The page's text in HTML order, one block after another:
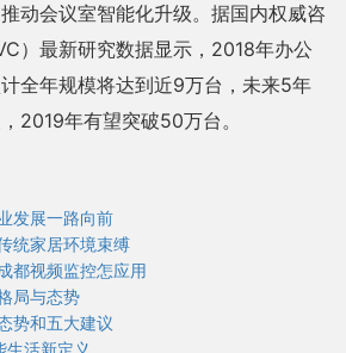
动会议室智能化升级。据国内权威咨
）最新研究数据显示，2018年办公
全年规模将达到近9万台，未来5年
2019年有望突破50万台。
发展一路向前
统家居环境束缚
都视频监控怎应用
局与态势
势和五大建议
生活新定义